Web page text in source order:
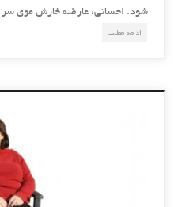
شود. احسانی، عارضه خارش موی سر
ادامه مطلب